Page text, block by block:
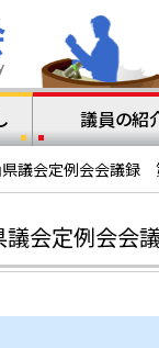
議員の紹
議会定例会会議録
会定例会会